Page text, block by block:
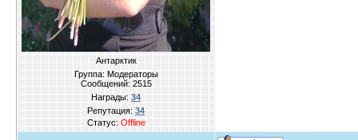
Антарктик
Группа: Модераторы
Сообщений: 2515
Награды: 34
Репутация: 34
Статус: Offline